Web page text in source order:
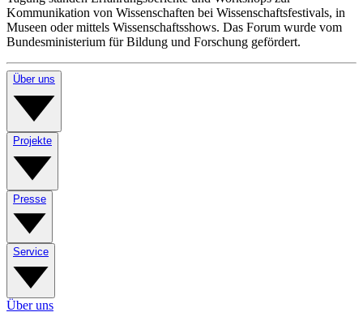
Kommunikation von Wissenschaften bei Wissenschaftsfestivals, in
Museen oder mittels Wissenschaftsshows. Das Forum wurde vom
Bundesministerium für Bildung und Forschung gefördert.
Über uns
Projekte
Presse
Service
Über uns